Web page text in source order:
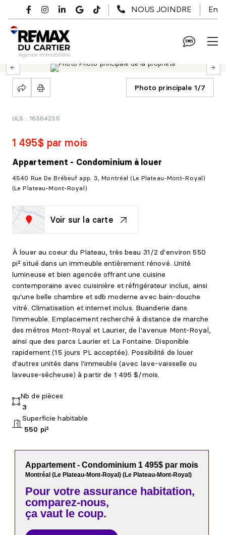
Passer au contenu principal
NOUS JOINDRE En